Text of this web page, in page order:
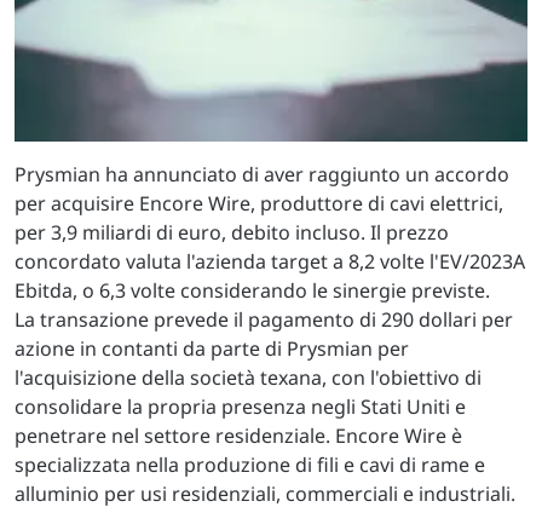
Prysmian ha annunciato di aver raggiunto un accordo
per acquisire Encore Wire, produttore di cavi elettrici,
per 3,9 miliardi di euro, debito incluso. Il prezzo
concordato valuta l'azienda target a 8,2 volte l'EV/2023A
Ebitda, o 6,3 volte considerando le sinergie previste.
La transazione prevede il pagamento di 290 dollari per
azione in contanti da parte di Prysmian per
l'acquisizione della società texana, con l'obiettivo di
consolidare la propria presenza negli Stati Uniti e
penetrare nel settore residenziale. Encore Wire è
specializzata nella produzione di fili e cavi di rame e
alluminio per usi residenziali, commerciali e industriali.